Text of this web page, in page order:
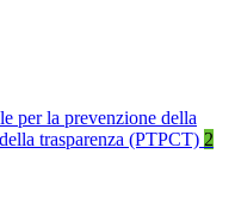
per la prevenzione della
trasparenza (PTPCT) 2